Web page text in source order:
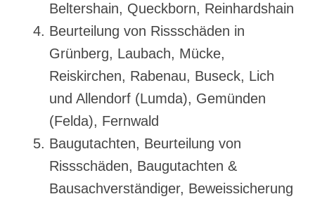
Beltershain, Queckborn, Reinhardshain
Beurteilung von Rissschäden in
Grünberg, Laubach, Mücke,
Reiskirchen, Rabenau, Buseck, Lich
und Allendorf (Lumda), Gemünden
(Felda), Fernwald
Baugutachten, Beurteilung von
Rissschäden, Baugutachten &
Bausachverständiger, Beweissicherung